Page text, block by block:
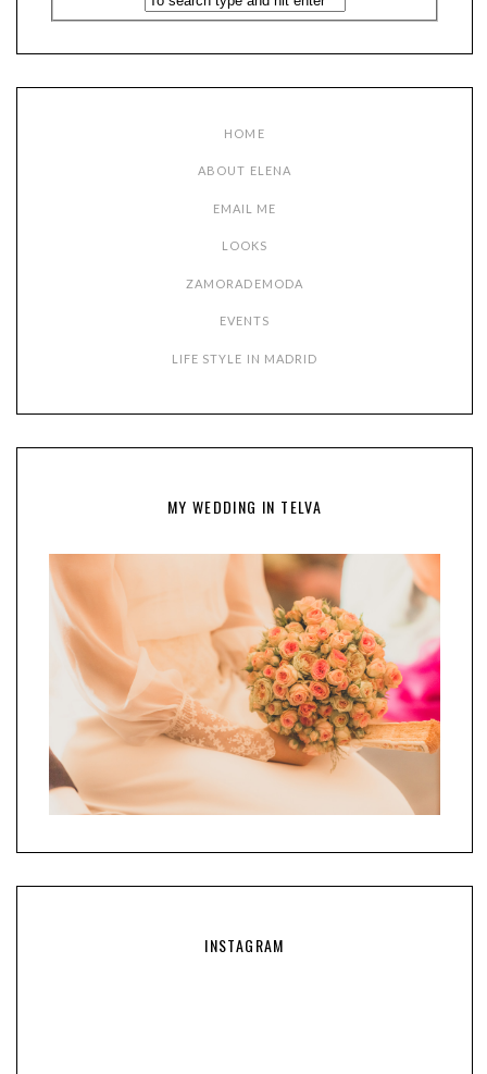
HOME
ABOUT ELENA
EMAIL ME
LOOKS
ZAMORADEMODA
EVENTS
LIFE STYLE IN MADRID
MY WEDDING IN TELVA
INSTAGRAM